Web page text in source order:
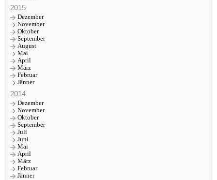
2015
Dezember
November
Oktober
September
August
Mai
April
März
Februar
Jänner
2014
Dezember
November
Oktober
September
Juli
Juni
Mai
April
März
Februar
Jänner